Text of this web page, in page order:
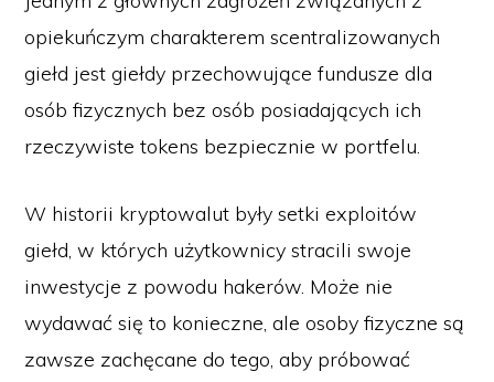
opiekuńczym charakterem scentralizowanych
giełd jest giełdy przechowujące fundusze dla
osób fizycznych bez osób posiadających ich
rzeczywiste tokens bezpiecznie w portfelu.
W historii kryptowalut były setki exploitów
giełd, w których użytkownicy stracili swoje
inwestycje z powodu hakerów. Może nie
wydawać się to konieczne, ale osoby fizyczne są
zawsze zachęcane do tego, aby próbować